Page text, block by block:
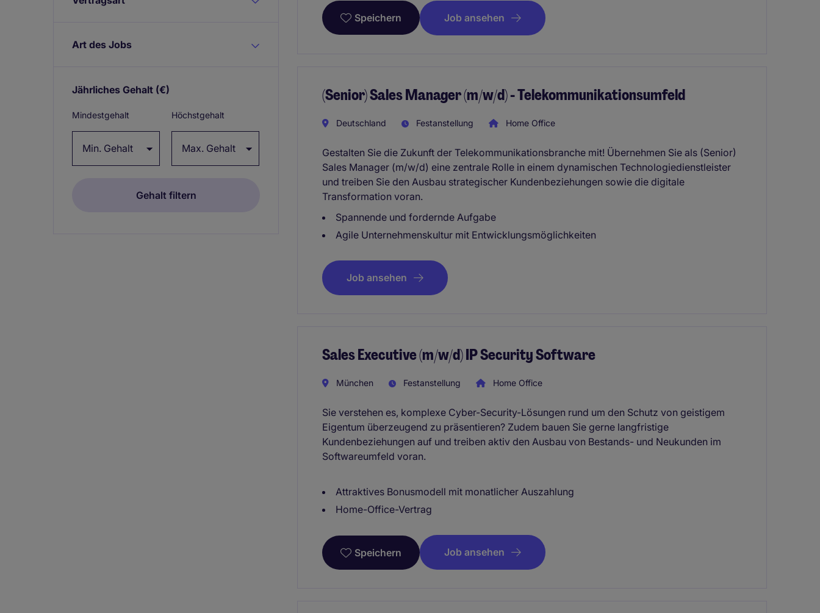
Art des Jobs
Jährliches Gehalt (€)
Mindestgehalt Höchstgehalt
Speichern Job ansehen
(Senior) Sales Manager (m/w/d) - Telekommunikationsumfeld
Deutschland Festanstellung Home Office
Gestalten Sie die Zukunft der Telekommunikationsbranche mit! Übernehmen Sie als (Senior)
Sales Manager (m/w/d) eine zentrale Rolle in einem dynamischen Technologiedienstleister
und treiben Sie den Ausbau strategischer Kundenbeziehungen sowie die digitale
Transformation voran.
Spannende und fordernde Aufgabe
Agile Unternehmenskultur mit Entwicklungsmöglichkeiten
Job ansehen
Sales Executive (m/w/d) IP Security Software
München Festanstellung Home Office
Sie verstehen es, komplexe Cyber-Security-Lösungen rund um den Schutz von geistigem
Eigentum überzeugend zu präsentieren? Zudem bauen Sie gerne langfristige
Kundenbeziehungen auf und treiben aktiv den Ausbau von Bestands- und Neukunden im
Softwareumfeld voran.
Attraktives Bonusmodell mit monatlicher Auszahlung
Home-Office-Vertrag
Speichern Job ansehen